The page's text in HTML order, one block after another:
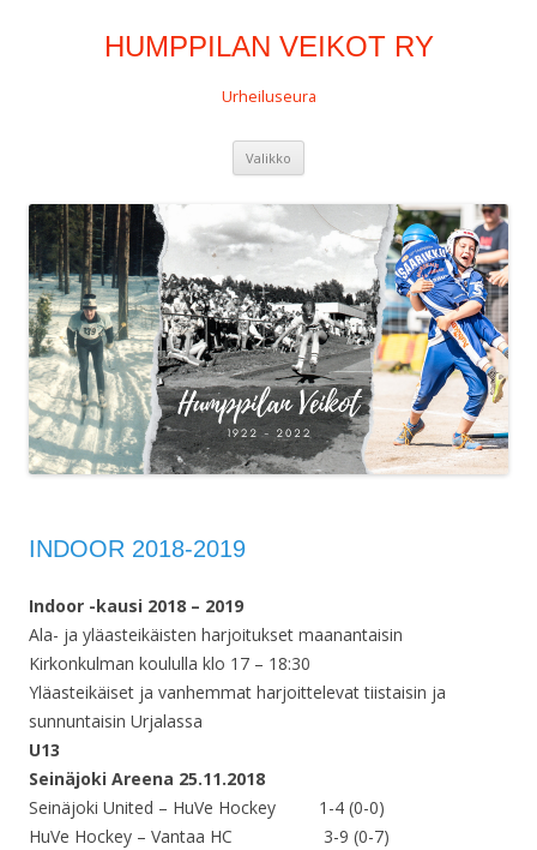
HUMPPILAN VEIKOT RY
Urheiluseura
Valikko
INDOOR 2018-2019
Indoor -kausi 2018 – 2019
Ala- ja yläasteikäisten harjoitukset maanantaisin
Kirkonkulman koululla klo 17 – 18:30
Yläasteikäiset ja vanhemmat harjoittelevat tiistaisin ja
sunnuntaisin Urjalassa
U13
Seinäjoki Areena 25.11.2018
Seinäjoki United – HuVe Hockey 1-4 (0-0)
HuVe Hockey – Vantaa HC 3-9 (0-7)